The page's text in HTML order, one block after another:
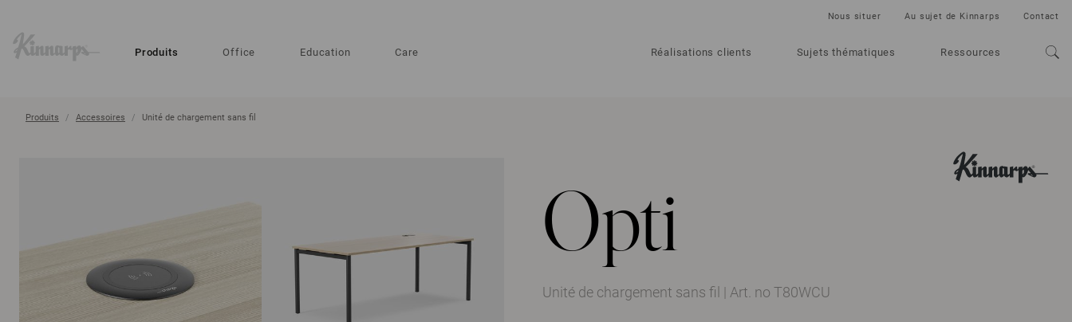
Produits Office Education Care Réalisations clients Sujets thématiques Ressources
Nous situer Au sujet de Kinnarps Contact
Produits Accessoires Unité de chargement sans fil
Opti
Unité de chargement sans fil | Art. no T80WCU